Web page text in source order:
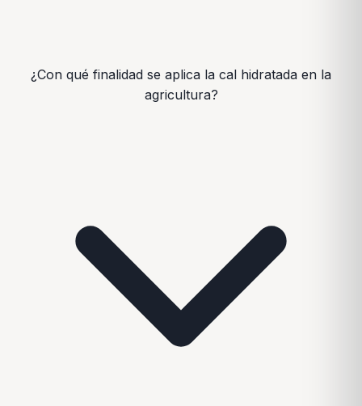
¿Con qué finalidad se aplica la cal hidratada en la
agricultura?